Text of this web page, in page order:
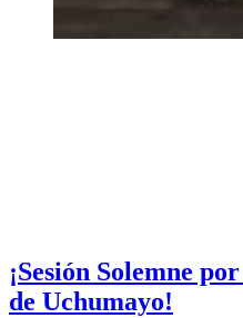
¡Sesión Solemne
de Uchumayo!